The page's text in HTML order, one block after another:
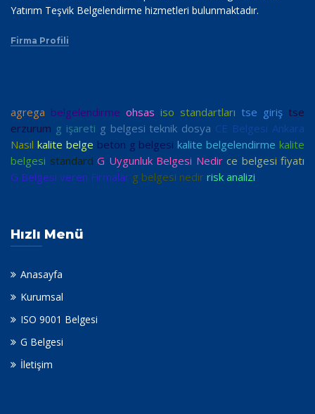
Yatırım Teşvik Belgelendirme hizmetleri bulunmaktadır.
Firma Profili
agrega belgelendirme ohsas iso standartları tse giriş tse
erzurum g işareti g belgesi teknik dosya CE Belgesi Ankara
Nasıl kalite belge beton g belgesi kalite belgelendirme kalite
belgesi standard G Uygunluk Belgesi Nedir ce belgesi fiyatı
G Belgesi veren Firmalar g belgesi nedir risk analizi
Hızlı Menü
Anasayfa
Kurumsal
ISO 9001 Belgesi
G Belgesi
İletişim